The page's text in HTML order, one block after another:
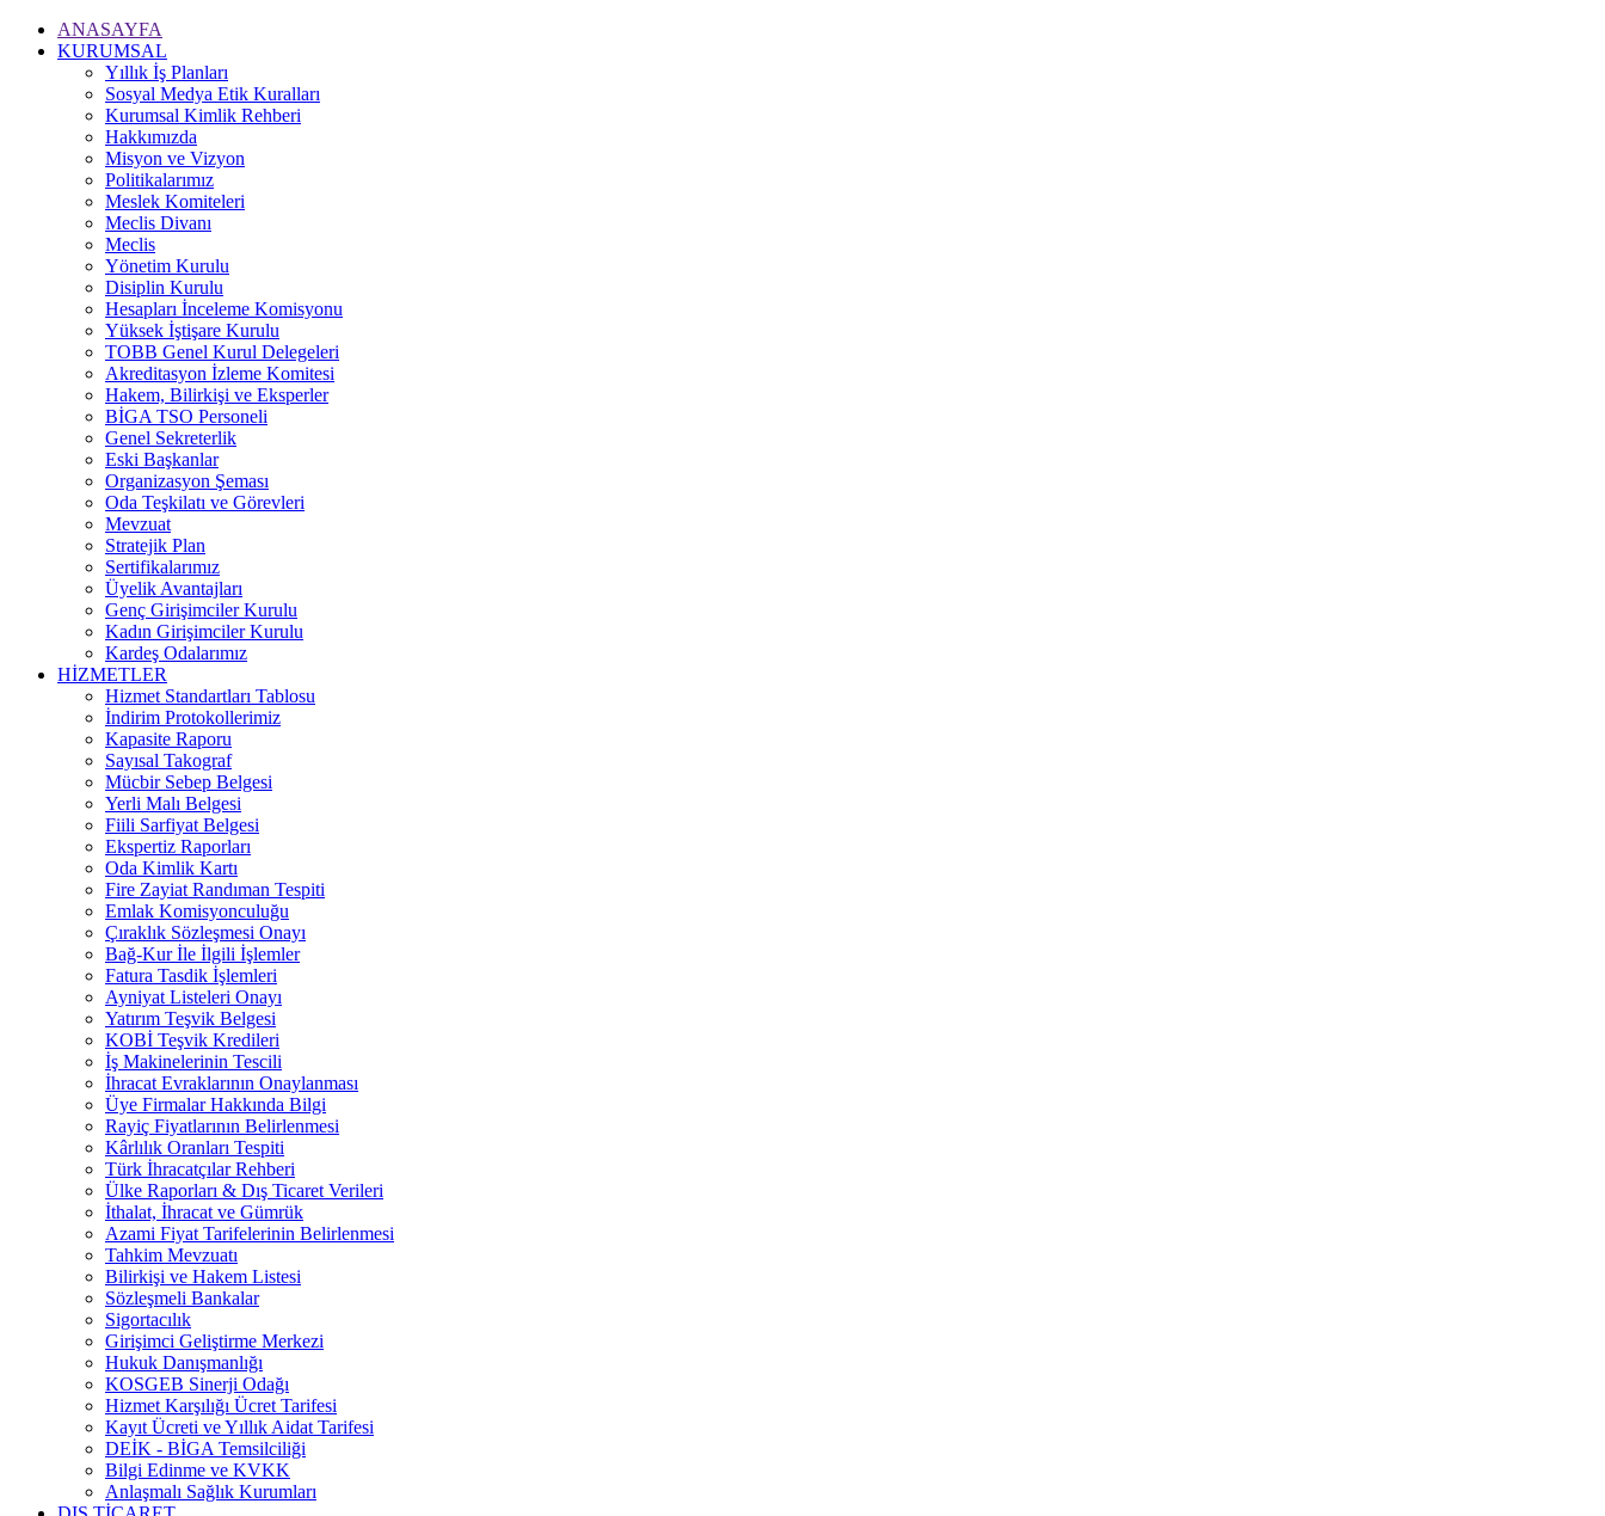
ANASAYFA
KURUMSAL
Yıllık İş Planları
Sosyal Medya Etik Kuralları
Kurumsal Kimlik Rehberi
Hakkımızda
Misyon ve Vizyon
Politikalarımız
Meslek Komiteleri
Meclis Divanı
Meclis
Yönetim Kurulu
Disiplin Kurulu
Hesapları İnceleme Komisyonu
Yüksek İştişare Kurulu
TOBB Genel Kurul Delegeleri
Akreditasyon İzleme Komitesi
Hakem, Bilirkişi ve Eksperler
BİGA TSO Personeli
Genel Sekreterlik
Eski Başkanlar
Organizasyon Şeması
Oda Teşkilatı ve Görevleri
Mevzuat
Stratejik Plan
Sertifikalarımız
Üyelik Avantajları
Genç Girişimciler Kurulu
Kadın Girişimciler Kurulu
Kardeş Odalarımız
HİZMETLER
Hizmet Standartları Tablosu
İndirim Protokollerimiz
Kapasite Raporu
Sayısal Takograf
Mücbir Sebep Belgesi
Yerli Malı Belgesi
Fiili Sarfiyat Belgesi
Ekspertiz Raporları
Oda Kimlik Kartı
Fire Zayiat Randıman Tespiti
Emlak Komisyonculuğu
Çıraklık Sözleşmesi Onayı
Bağ-Kur İle İlgili İşlemler
Fatura Tasdik İşlemleri
Ayniyat Listeleri Onayı
Yatırım Teşvik Belgesi
KOBİ Teşvik Kredileri
İş Makinelerinin Tescili
İhracat Evraklarının Onaylanması
Üye Firmalar Hakkında Bilgi
Rayiç Fiyatlarının Belirlenmesi
Kârlılık Oranları Tespiti
Türk İhracatçılar Rehberi
Ülke Raporları & Dış Ticaret Verileri
İthalat, İhracat ve Gümrük
Azami Fiyat Tarifelerinin Belirlenmesi
Tahkim Mevzuatı
Bilirkişi ve Hakem Listesi
Sözleşmeli Bankalar
Sigortacılık
Girişimci Geliştirme Merkezi
Hukuk Danışmanlığı
KOSGEB Sinerji Odağı
Hizmet Karşılığı Ücret Tarifesi
Kayıt Ücreti ve Yıllık Aidat Tarifesi
DEİK - BİGA Temsilciliği
Bilgi Edinme ve KVKK
Anlaşmalı Sağlık Kurumları